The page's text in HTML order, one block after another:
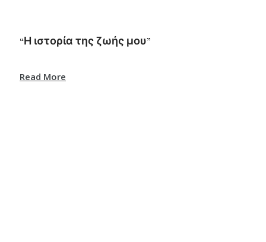
“Η ιστορία της ζωής μου”
Read More